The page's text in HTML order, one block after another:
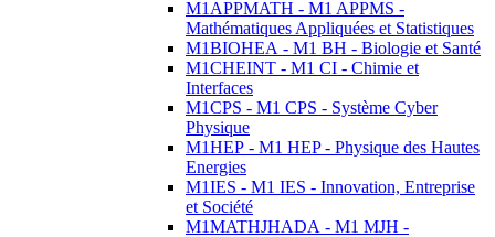
M1APPMATH - M1 APPMS -
Mathématiques Appliquées et Statistiques
M1BIOHEA - M1 BH - Biologie et Santé
M1CHEINT - M1 CI - Chimie et
Interfaces
M1CPS - M1 CPS - Système Cyber
Physique
M1HEP - M1 HEP - Physique des Hautes
Energies
M1IES - M1 IES - Innovation, Entreprise
et Société
M1MATHJHADA - M1 MJH -